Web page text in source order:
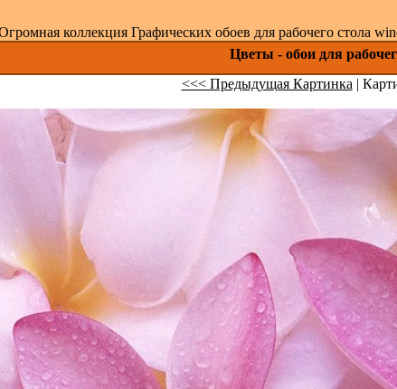
коллекция Графических обоев для рабочего стола
Цветы - обои для
<<< Предыдущая Картинка |